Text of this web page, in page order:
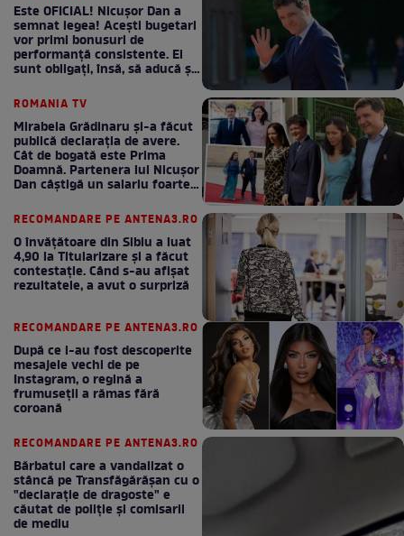
Este OFICIAL! Nicușor Dan a
semnat legea! Acești bugetari
vor primi bonusuri de
performanță consistente. Ei
sunt obligați, însă, să aducă și
bani la bugetul de stat
ROMANIA TV
Mirabela Grădinaru și-a făcut
publică declarația de avere.
Cât de bogată este Prima
Doamnă. Partenera lui Nicușor
Dan câștigă un salariu foarte
bun în fiecare lună!
RECOMANDARE PE ANTENA3.RO
O învățătoare din Sibiu a luat
4,90 la Titularizare și a făcut
contestație. Când s-au afișat
rezultatele, a avut o surpriză
RECOMANDARE PE ANTENA3.RO
După ce i-au fost descoperite
mesajele vechi de pe
Instagram, o regină a
frumuseții a rămas fără
coroană
RECOMANDARE PE ANTENA3.RO
Bărbatul care a vandalizat o
stâncă pe Transfăgărășan cu o
"declaraţie de dragoste" e
căutat de poliție și comisarii
de mediu